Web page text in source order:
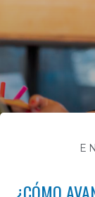
¿CÓMO